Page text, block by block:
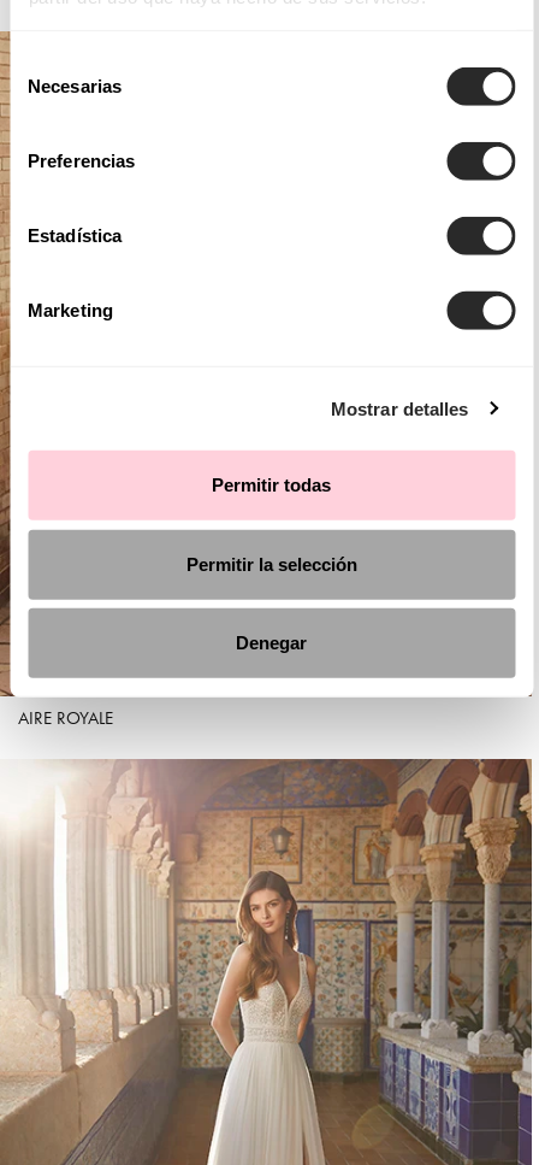
Selección
de
consentimiento
Necesarias
Preferencias
Estadística
Marketing
Mostrar detalles
Permitir todas
Permitir la selección
Denegar
AIRE ROYALE